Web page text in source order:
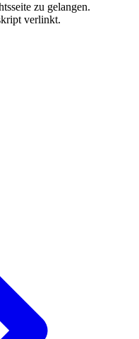
zu gelangen.
verlinkt.